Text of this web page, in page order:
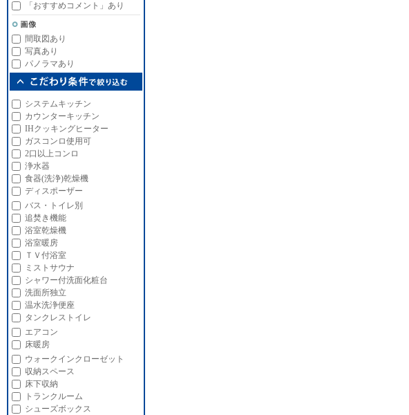
「おすすめコメント」あり
間取図あり
写真あり
パノラマあり
システムキッチン
カウンターキッチン
IHクッキングヒーター
ガスコンロ使用可
2口以上コンロ
浄水器
食器(洗浄)乾燥機
ディスポーザー
バス・トイレ別
追焚き機能
浴室乾燥機
浴室暖房
ＴＶ付浴室
ミストサウナ
シャワー付洗面化粧台
洗面所独立
温水洗浄便座
タンクレストイレ
エアコン
床暖房
ウォークインクローゼット
収納スペース
床下収納
トランクルーム
シューズボックス